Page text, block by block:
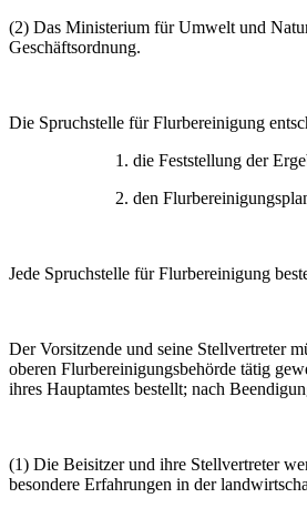
(2) Das Ministerium für Umwelt und
Geschäftsordnung.
Die Spruchstelle für Flurbereinigung
1. die Feststellung der
2. den
Jede Spruchstelle für Flurbereinigung
Der Vorsitzende und seine Stellvertreter
oberen Flurbereinigungsbehörde tätig
ihres Hauptamtes bestellt; nach
(1) Die Beisitzer und ihre Stellvertreter
besondere Erfahrungen in der